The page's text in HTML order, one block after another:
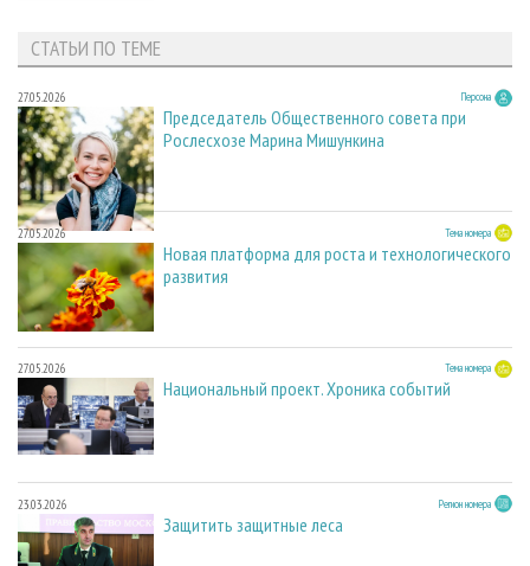
СТАТЬИ ПО ТЕМЕ
27.05.2026 Персона
Председатель Общественного совета при
Рослесхозе Марина Мишункина
27.05.2026 Тема номера
Новая платформа для роста и технологического
развития
27.05.2026 Тема номера
Национальный проект. Хроника событий
23.03.2026 Регион номера
Защитить защитные леса